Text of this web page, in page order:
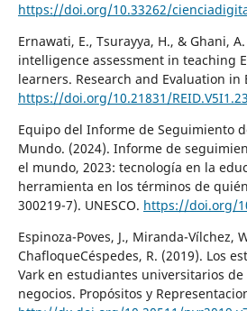
https://doi.org/10.33262/
Ernawati, E., Tsurayya, H., & Ghani,
intelligence assessment in teaching
learners. Research and Evaluation in
https://doi.org/10.21831/
Equipo del Informe de Seguimiento
Mundo. (2024). Informe de
el mundo, 2023: tecnología en la
herramienta en los términos de
300219-7). UNESCO. https://doi.org/
Espinoza-Poves, J., Miranda-Vílchez,
ChafloqueCéspedes, R. (2019). Los
Vark en estudiantes universitarios de
negocios. Propósitos y